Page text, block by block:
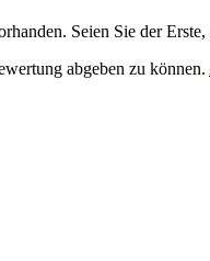
Seien Sie der
abgeben zu können.